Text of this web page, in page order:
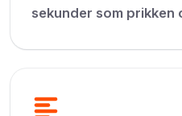
sekunder som prikken